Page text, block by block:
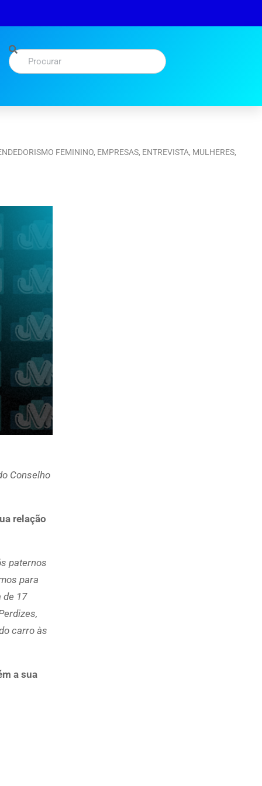
FEMININO, EMPRESAS, ENTREVISTA, MULHERES,
Conselho
relação
paternos
para
de 17
carro às
a sua